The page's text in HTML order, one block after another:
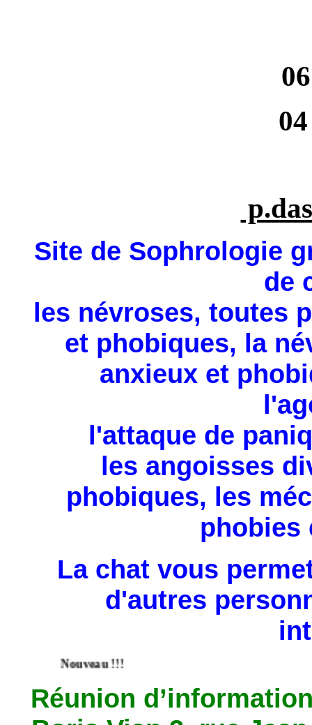
Site de Sophrologie
de
les névroses, toutes
et phobiques, la
anxieux et
l'attaque de
les angoisses
phobiques, les
phobies
La chat vous
d'autres
Nouveau !!!
Réunion